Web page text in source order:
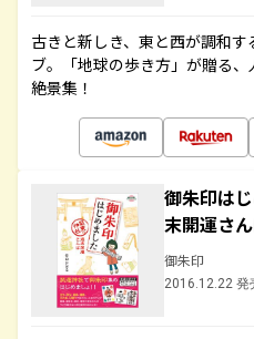
古きと新しき、東と西が調和
ブ。「地球の歩き方」が贈る
絶景集！
御朱印は
末開運さ
御朱印
2016.12.22 発